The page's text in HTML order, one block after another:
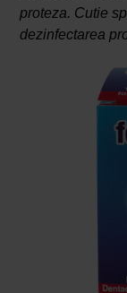
proteza. Cutie
dezinfectarea